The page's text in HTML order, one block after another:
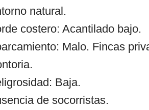
natural.
costero: Acantilado bajo.
Malo. Fincas
Baja.
de socorristas.